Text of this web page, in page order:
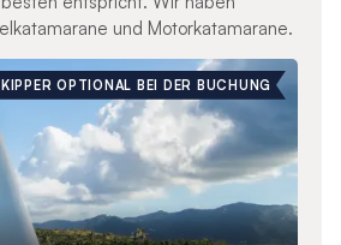
und Motorkatamarane.
OPTIONAL BEI DER BUCHUNG